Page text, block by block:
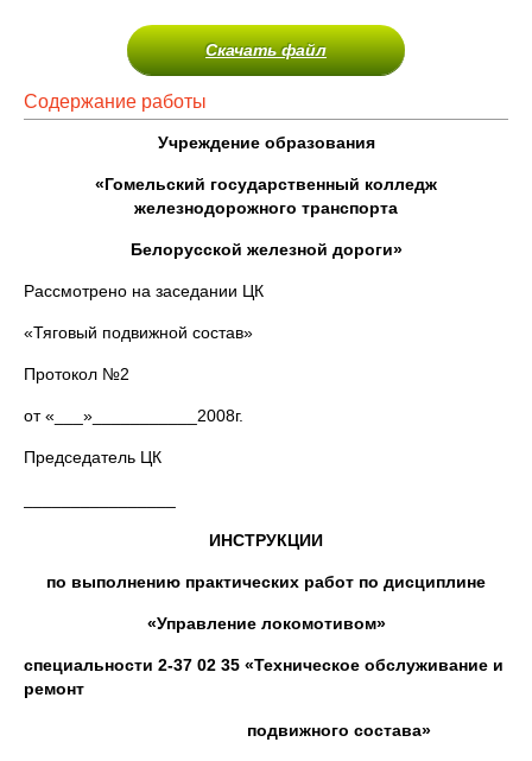
Скачать файл
Содержание работы
Учреждение образования
«Гомельский государственный колледж
железнодорожного транспорта
Белорусской железной дороги»
Рассмотрено на заседании ЦК
«Тяговый подвижной состав»
Протокол №2
от «___»___________2008г.
Председатель ЦК
ИНСТРУКЦИИ
по выполнению практических работ по дисциплине
«Управление локомотивом»
специальности 2-37 02 35 «Техническое обслуживание и
ремонт
подвижного состава»